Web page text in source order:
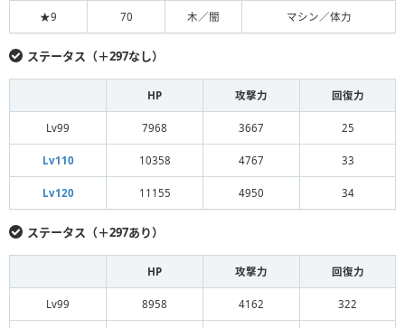
★9 70 木／闇 マシン／体力
ステータス（＋297なし）
HP 攻撃力 回復力
Lv99 7968 3667 25
Lv110 10358 4767 33
Lv120 11155 4950 34
ステータス（＋297あり）
HP 攻撃力 回復力
Lv99 8958 4162 322